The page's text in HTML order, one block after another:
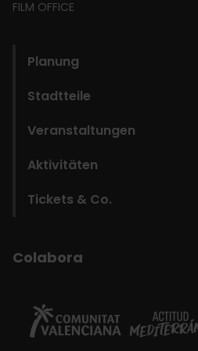
FILM OFFICE
Planung
Stadtteile
Veranstaltungen
Aktivitäten
Tickets & Co.
Colabora